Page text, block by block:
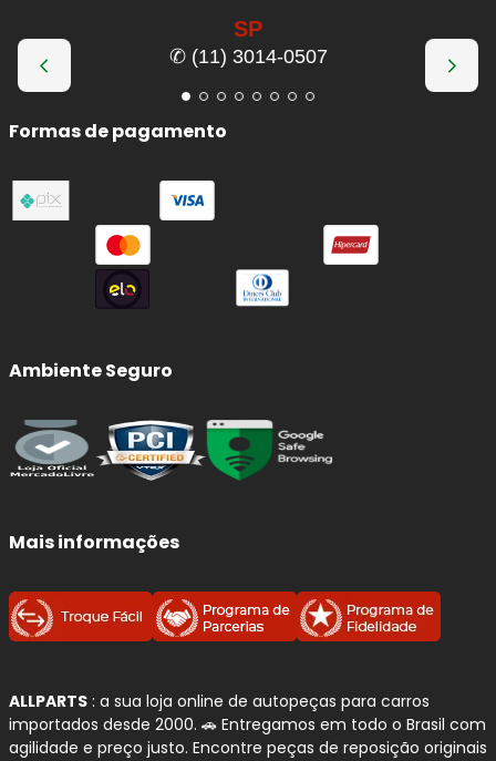
SP
✆ (11) 3014-0507
Formas de pagamento
Ambiente Seguro
Mais informações
ALLPARTS : a sua loja online de autopeças para carros
importados desde 2000. 🚗 Entregamos em todo o Brasil com
agilidade e preço justo. Encontre peças de reposição originais